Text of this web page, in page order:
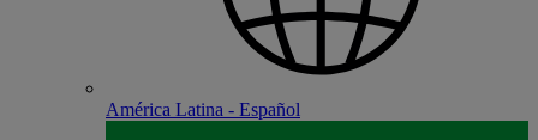
América Latina - Español